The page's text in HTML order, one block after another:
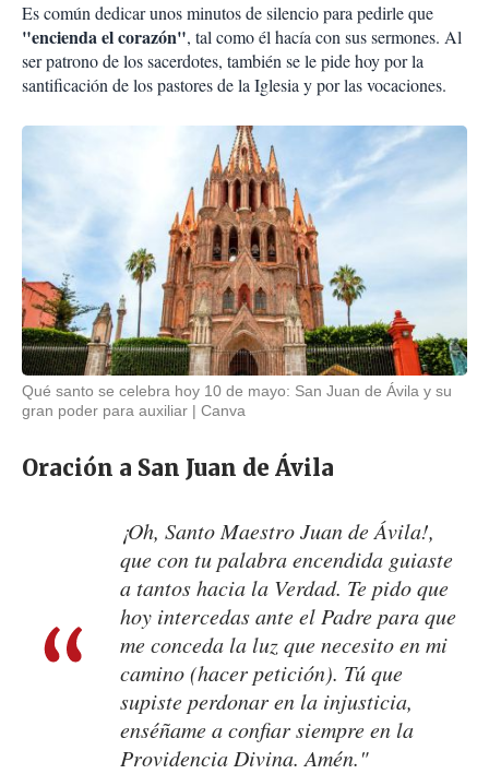
Es común dedicar unos minutos de silencio para pedirle que
"encienda el corazón", tal como él hacía con sus sermones. Al
ser patrono de los sacerdotes, también se le pide hoy por la
santificación de los pastores de la Iglesia y por las vocaciones.
Qué santo se celebra hoy 10 de mayo: San Juan de Ávila y su
gran poder para auxiliar
Canva
Oración a San Juan de Ávila
¡Oh, Santo Maestro Juan de Ávila!,
que con tu palabra encendida guiaste
a tantos hacia la Verdad. Te pido que
hoy intercedas ante el Padre para que
me conceda la luz que necesito en mi
camino (hacer petición). Tú que
supiste perdonar en la injusticia,
enséñame a confiar siempre en la
Providencia Divina. Amén."